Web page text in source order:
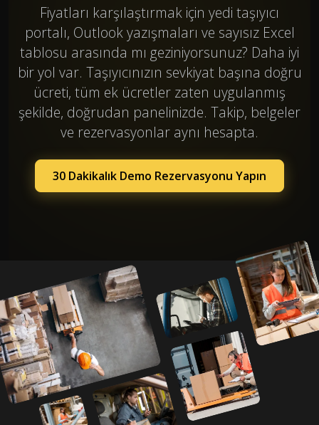
Fiyatları karşılaştırmak için yedi taşıyıcı
portalı, Outlook yazışmaları ve sayısız Excel
tablosu arasında mı geziniyorsunuz? Daha iyi
bir yol var. Taşıyıcınızın sevkiyat başına doğru
ücreti, tüm ek ücretler zaten uygulanmış
şekilde, doğrudan panelinizde. Takip, belgeler
ve rezervasyonlar aynı hesapta.
30 Dakikalık Demo Rezervasyonu Yapın